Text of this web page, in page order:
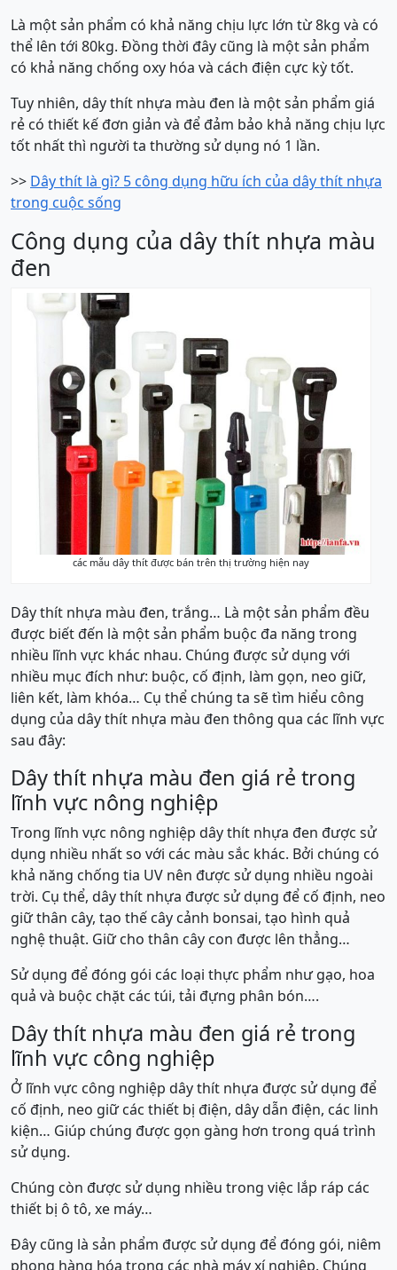
Là một sản phẩm có khả năng chịu lực lớn từ 8kg và có
thể lên tới 80kg. Đồng thời đây cũng là một sản phẩm
có khả năng chống oxy hóa và cách điện cực kỳ tốt.
Tuy nhiên, dây thít nhựa màu đen là một sản phẩm giá
rẻ có thiết kế đơn giản và để đảm bảo khả năng chịu lực
tốt nhất thì người ta thường sử dụng nó 1 lần.
>> Dây thít là gì? 5 công dụng hữu ích của dây thít nhựa
trong cuộc sống
Công dụng của dây thít nhựa màu
đen
các mẫu dây thít được bán trên thị trường hiện nay
Dây thít nhựa màu đen, trắng… Là một sản phẩm đều
được biết đến là một sản phẩm buộc đa năng trong
nhiều lĩnh vực khác nhau. Chúng được sử dụng với
nhiều mục đích như: buộc, cố định, làm gọn, neo giữ,
liên kết, làm khóa… Cụ thể chúng ta sẽ tìm hiểu công
dụng của dây thít nhựa màu đen thông qua các lĩnh vực
sau đây:
Dây thít nhựa màu đen giá rẻ trong
lĩnh vực nông nghiệp
Trong lĩnh vực nông nghiệp dây thít nhựa đen được sử
dụng nhiều nhất so với các màu sắc khác. Bởi chúng có
khả năng chống tia UV nên được sử dụng nhiều ngoài
trời. Cụ thể, dây thít nhựa được sử dụng để cố định, neo
giữ thân cây, tạo thế cây cảnh bonsai, tạo hình quả
nghệ thuật. Giữ cho thân cây con được lên thẳng…
Sử dụng để đóng gói các loại thực phẩm như gạo, hoa
quả và buộc chặt các túi, tải đựng phân bón….
Dây thít nhựa màu đen giá rẻ trong
lĩnh vực công nghiệp
Ở lĩnh vực công nghiệp dây thít nhựa được sử dụng để
cố định, neo giữ các thiết bị điện, dây dẫn điện, các linh
kiện… Giúp chúng được gọn gàng hơn trong quá trình
sử dụng.
Chúng còn được sử dụng nhiều trong việc lắp ráp các
thiết bị ô tô, xe máy…
Đây cũng là sản phẩm được sử dụng để đóng gói, niêm
phong hàng hóa trong các nhà máy xí nghiệp. Chúng